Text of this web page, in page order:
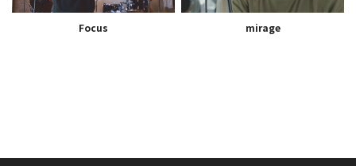
Focus mirage